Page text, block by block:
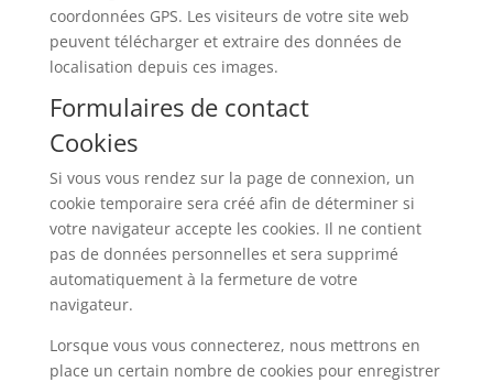
coordonnées GPS. Les visiteurs de votre site web
peuvent télécharger et extraire des données de
localisation depuis ces images.
Formulaires de contact
Cookies
Si vous vous rendez sur la page de connexion, un
cookie temporaire sera créé afin de déterminer si
votre navigateur accepte les cookies. Il ne contient
pas de données personnelles et sera supprimé
automatiquement à la fermeture de votre
navigateur.
Lorsque vous vous connecterez, nous mettrons en
place un certain nombre de cookies pour enregistrer